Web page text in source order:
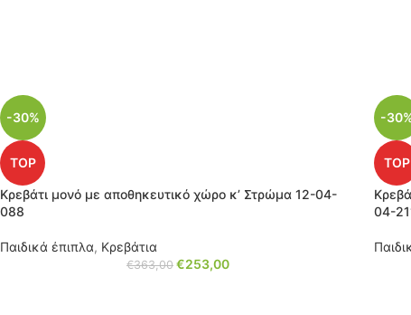
-30%
TOP
Κρεβάτι μονό με αποθηκευτικό χώρο κ’ Στρώμα 12-04-
088
Παιδικά έπιπλα, Κρεβάτια
€363,00 €253,00
-
TOP
04-